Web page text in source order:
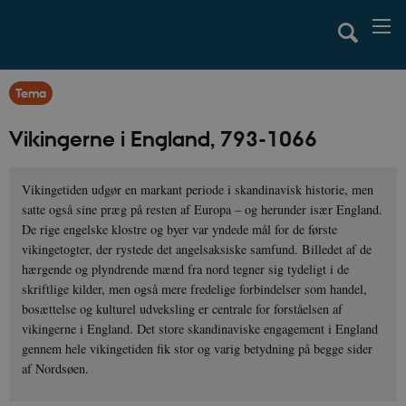
Tema
Vikingerne i England, 793-1066
Vikingetiden udgør en markant periode i skandinavisk historie, men
satte også sine præg på resten af Europa – og herunder især England.
De rige engelske klostre og byer var yndede mål for de første
vikingetogter, der rystede det angelsaksiske samfund. Billedet af de
hærgende og plyndrende mænd fra nord tegner sig tydeligt i de
skriftlige kilder, men også mere fredelige forbindelser som handel,
bosættelse og kulturel udveksling er centrale for forståelsen af
vikingerne i England. Det store skandinaviske engagement i England
gennem hele vikingetiden fik stor og varig betydning på begge sider
af Nordsøen.